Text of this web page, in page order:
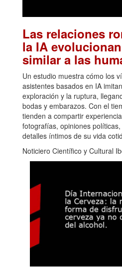
Las relaciones
la IA
similar a las
Un estudio muestra cómo los
asistentes basados en IA
exploración y la ruptura,
bodas y embarazos. Con el
tienden a compartir
fotografías, opiniones
detalles íntimos de su vida
Noticiero Científico y Cultural